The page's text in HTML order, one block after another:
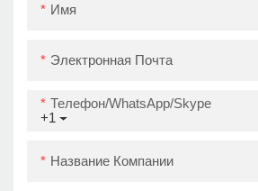
импортированных из
Имя
Электронная Почта
+1
Телефон/WhatsApp/Skype
Название Компании